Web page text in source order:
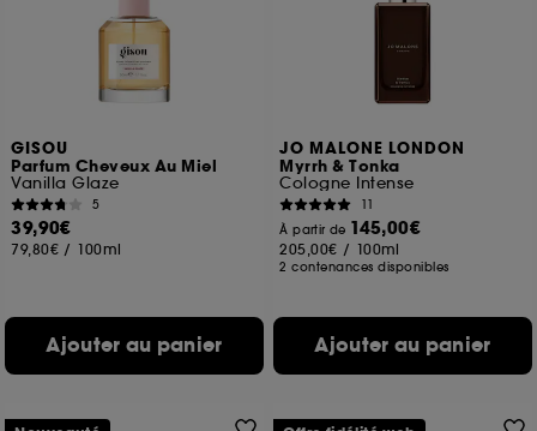
GISOU
Parfum Cheveux Au Miel
Vanilla Glaze
5
39,90€
79,80€ / 100ml
Ajouter au panier
JO MALONE LONDON
Myrrh & Tonka
Cologne Intense
11
À partir de 145,00€
205,00€ / 100ml
2 contenances disponibles
Ajouter au panier